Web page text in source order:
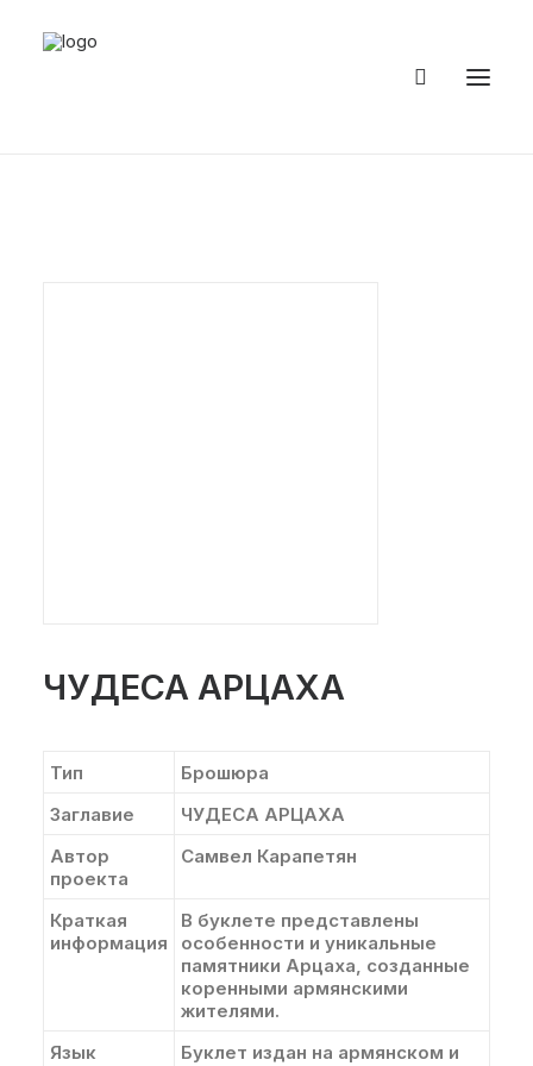
ЧУДЕСА АРЦАХА
Тип
Брошюра
Заглавие
ЧУДЕСА АРЦАХА
Автор
проекта
Самвел Карапетян
Краткая
информация
В буклете представлены
особенности и уникальные
памятники Арцаха, созданные
коренными армянскими
жителями.
Язык
Буклет издан на армянском и